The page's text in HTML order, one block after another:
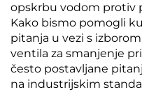
opskrbu vodom protiv
Kako bismo pomogli
pitanja u vezi s
ventila za smanjenje
često postavljane
na industrijskim